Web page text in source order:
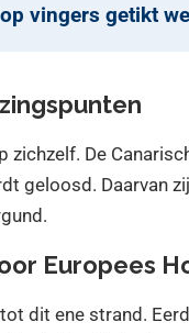
vingers getikt
zichzelf. De
geloosd. Daarvan
Europees
dit ene strand.